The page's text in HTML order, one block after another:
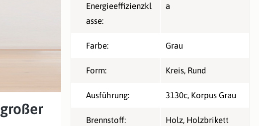
Energieeffizienzkl
asse:
a
Farbe: Grau
Form: Kreis, Rund
Ausführung: 3130c, Korpus Grau
Brennstoff: Holz, Holzbrikett